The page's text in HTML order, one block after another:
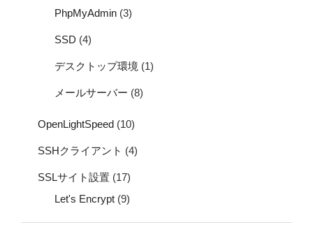
PhpMyAdmin (3)
SSD (4)
デスクトップ環境 (1)
メールサーバー (8)
OpenLightSpeed (10)
SSHクライアント (4)
SSLサイト設置 (17)
Let's Encrypt (9)